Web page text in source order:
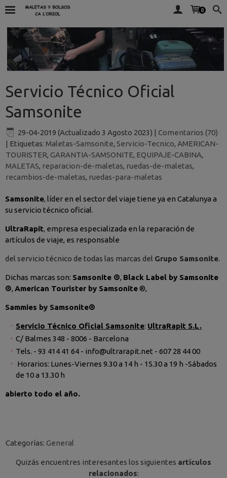
0
Servicio Técnico Oficial
Samsonite
29-04-2019 (Actualizado 3 Agosto 2023) | Comentarios (70)
| Etiquetas: Maletas-Samsonite, Servicio-Tecnico, AMERICAN-
TOURISTER, GARANTIA-SAMSONITE, EQUIPAJE-CABINA,
MALETAS, reparacion-de-maletas, ruedas-de-maletas,
recambios-de-maletas, ruedas-para-maletas
Samsonite, líder en el sector del viaje tiene ya en Catalunya a
su servicio técnico oficial.
UltraRapit, empresa especializada en la reparación de
artículos de viaje, es responsable
del servicio técnico de todas las marcas del Grupo Samsonite.
Dichas marcas son: Samsonite ®, Black Label by Samsonite
®, American Tourister by Samsonite®,
Sammies by Samsonite®
Servicio Técnico Oficial Samsonite: UltraRapit S.L.
C/ Balmes 348 - 8006 - Barcelona
Tels. - 93 414 41 64 - info@ultrarapit.net - 607 28 44 00
Horarios: Lunes-Viernes 9.30 a 14 h - 15.30 a 19 h -Sábados
de 10 a 13.30 h
abierto todo el año.
Categorías: General
Quizás encuentres interesantes los siguientes artículos
relacionados: